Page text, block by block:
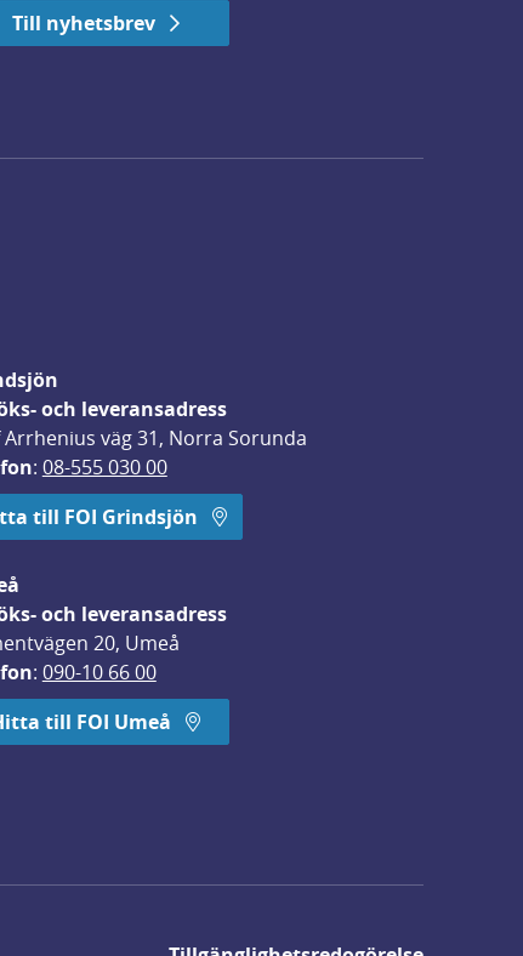
Till nyhetsbrev
och leveransadress
Arrhenius väg 31, Norra Sorunda
: 08-555 030 00
till FOI Grindsjön
och leveransadress
20, Umeå
: 090-10 66 00
till FOI Umeå